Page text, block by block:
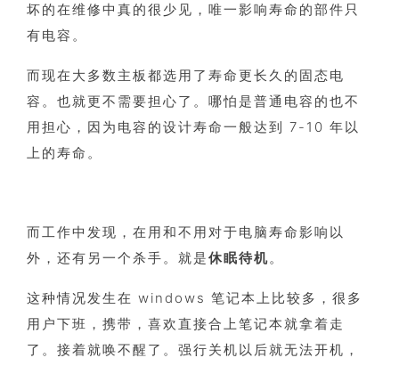
坏的在维修中真的很少见，唯一影响寿命的部件只
有电容。
而现在大多数主板都选用了寿命更长久的固态电
容。也就更不需要担心了。哪怕是普通电容的也不
用担心，因为电容的设计寿命一般达到 7-10 年以
上的寿命。
而工作中发现，在用和不用对于电脑寿命影响以
外，还有另一个杀手。就是休眠待机。
这种情况发生在 windows 笔记本上比较多，很多
用户下班，携带，喜欢直接合上笔记本就拿着走
了。接着就唤不醒了。强行关机以后就无法开机，